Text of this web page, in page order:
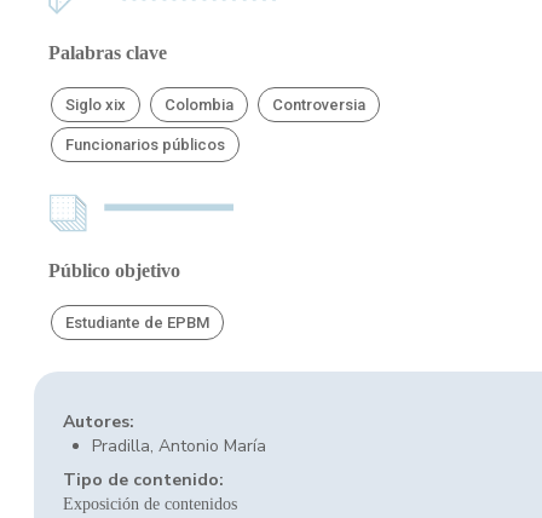
Palabras clave
Siglo xix Colombia Controversia
Funcionarios públicos
Público objetivo
Estudiante de EPBM
Autores:
Pradilla, Antonio María
Tipo de contenido:
Exposición de contenidos